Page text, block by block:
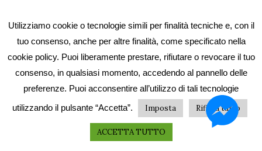
Privacy e Cookie
Codice etico
I primi vent’anni
Collane e catalogo storico
Utilizziamo cookie o tecnologie simili per finalità tecniche e, con il
tuo consenso, anche per altre finalità, come specificato nella
cookie policy. Puoi liberamente prestare, rifiutare o revocare il tuo
consenso, in qualsiasi momento, accedendo al pannello delle
preferenze. Puoi acconsentire all’utilizzo di tali tecnologie
utilizzando il pulsante “Accetta”.
Imposta Rifiuta tutto
ACCETTA TUTTO